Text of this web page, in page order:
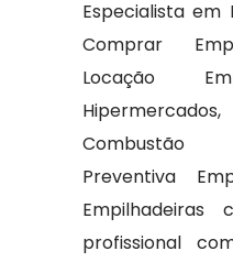
Especialista em
Comprar
Locação
Combustão
Preventiva
profissional